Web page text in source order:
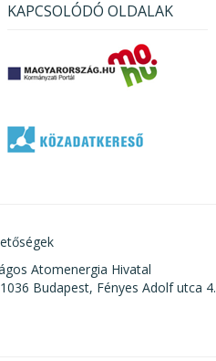
KAPCSOLÓDÓ OLDALAK
Atomenergia Hivatal
Budapest, Fényes Adolf utca 4.